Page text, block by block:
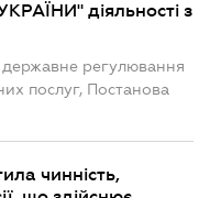
діяльності з
державне регулювання
послуг, Постанова
чинність,